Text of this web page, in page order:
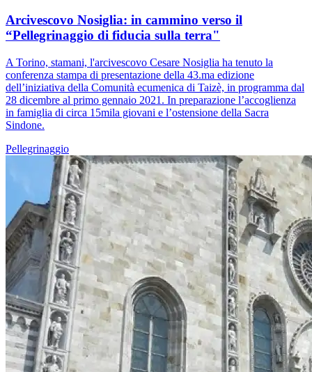
Arcivescovo Nosiglia: in cammino verso il
“Pellegrinaggio di fiducia sulla terra"
A Torino, stamani, l'arcivescovo Cesare Nosiglia ha tenuto la
conferenza stampa di presentazione della 43.ma edizione
dell’iniziativa della Comunità ecumenica di Taizè, in programma dal
28 dicembre al primo gennaio 2021. In preparazione l’accoglienza
in famiglia di circa 15mila giovani e l’ostensione della Sacra
Sindone.
Pellegrinaggio